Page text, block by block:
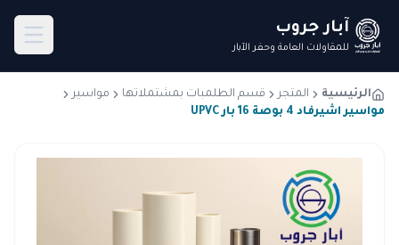
آبار جروب
للمقاولات العامة وحفر الآبار
الرئيسية المتجر قسم الطلمبات بمشتملاتها
مواسير
مواسير اشيرفاد 4 بوصة 16 بار UPVC